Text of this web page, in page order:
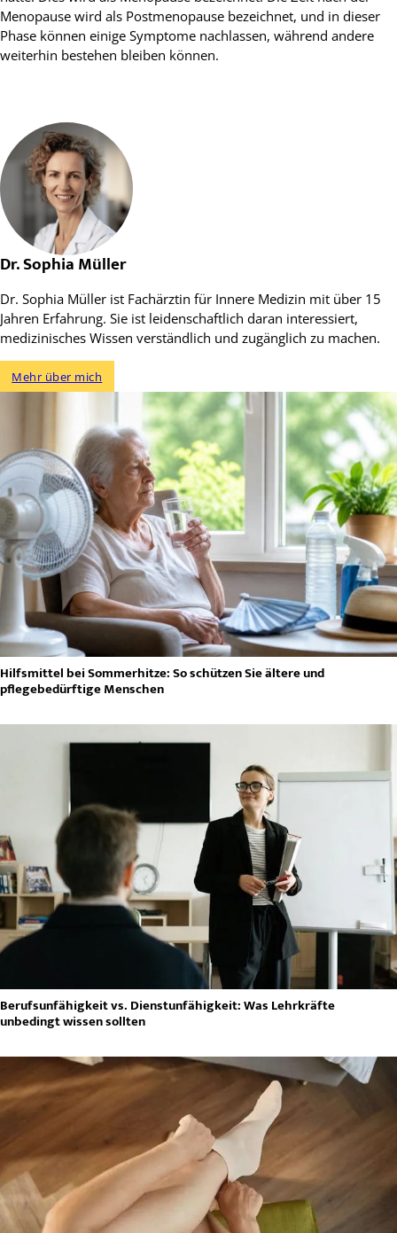
Menopause wird als Postmenopause bezeichnet, und in dieser
Phase können einige Symptome nachlassen, während andere
weiterhin bestehen bleiben können.
Dr. Sophia Müller
Dr. Sophia Müller ist Fachärztin für Innere Medizin mit über 15
Jahren Erfahrung. Sie ist leidenschaftlich daran interessiert,
medizinisches Wissen verständlich und zugänglich zu machen.
Mehr über mich
Hilfsmittel bei Sommerhitze: So schützen Sie ältere und
pflegebedürftige Menschen
Berufsunfähigkeit vs. Dienstunfähigkeit: Was Lehrkräfte
unbedingt wissen sollten